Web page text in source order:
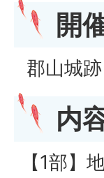
開
郡山城
内
【1部】